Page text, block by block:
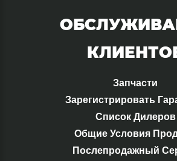
Запчасти
Зарегистрировать
Список Дилеров
Общие Условия
Послепродажный